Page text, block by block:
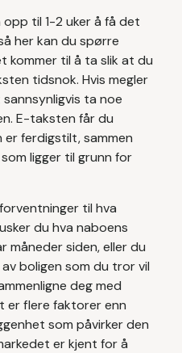
til 1-2 uker å få det
her kan du spørre
kommer til å ta slik at du
tidsnok. Hvis megler
ta noe
E-taksten får du
ferdigstilt, sammen
ligger til grunn for
til hva
du hva naboens
måneder siden, eller du
boligen som du tror vil
deg med
er flere faktorer enn
som påvirker den
er kjent for å